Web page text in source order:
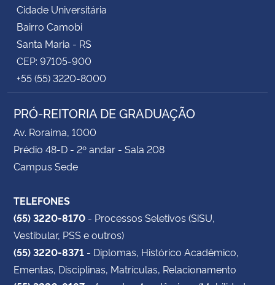
Cidade Universitária
Bairro Camobi
Santa Maria - RS
CEP: 97105-900
+55 (55) 3220-8000
PRÓ-REITORIA DE GRADUAÇÃO
Av. Roraima, 1000
Prédio 48-D - 2º andar - Sala 208
Campus Sede
TELEFONES
(55) 3220-8170 - Processos Seletivos (SiSU,
Vestibular, PSS e outros)
(55) 3220-8371 - Diplomas, Histórico Acadêmico,
Ementas, Disciplinas, Matrículas, Relacionamento